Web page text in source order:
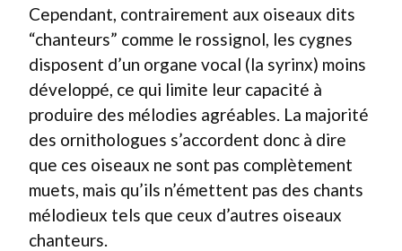
Cependant, contrairement aux oiseaux dits
“chanteurs” comme le rossignol, les cygnes
disposent d’un organe vocal (la syrinx) moins
développé, ce qui limite leur capacité à
produire des mélodies agréables. La majorité
des ornithologues s’accordent donc à dire
que ces oiseaux ne sont pas complètement
muets, mais qu’ils n’émettent pas des chants
mélodieux tels que ceux d’autres oiseaux
chanteurs.